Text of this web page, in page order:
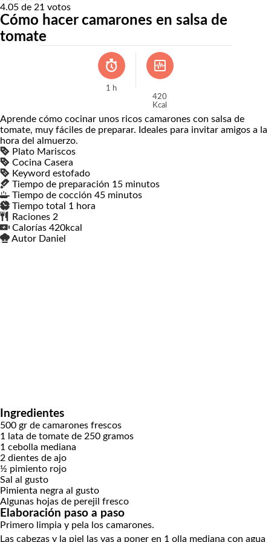
4.05 de 21 votos
Cómo hacer camarones en salsa de
tomate
1 h
420
Kcal
Aprende cómo cocinar unos ricos camarones con salsa de
tomate, muy fáciles de preparar. Ideales para invitar amigos a la
hora del almuerzo.
Plato Mariscos
Cocina Casera
Keyword estofado
Tiempo de preparación 15 minutos
minutos
Tiempo de cocción 45 minutos
minutos
Tiempo total 1 hora
hora
Raciones 2
Calorías 420kcal
Autor Daniel
Ingredientes
500 gr de camarones frescos
1
lata de tomate de 250 gramos
1 cebolla mediana
2 dientes de ajo
½ pimiento rojo
Sal al gusto
Pimienta negra al gusto
Algunas hojas de perejil fresco
Elaboración paso a paso
Primero limpia y pela los camarones.
Las cabezas y la piel las vas a poner en 1 olla mediana con agua